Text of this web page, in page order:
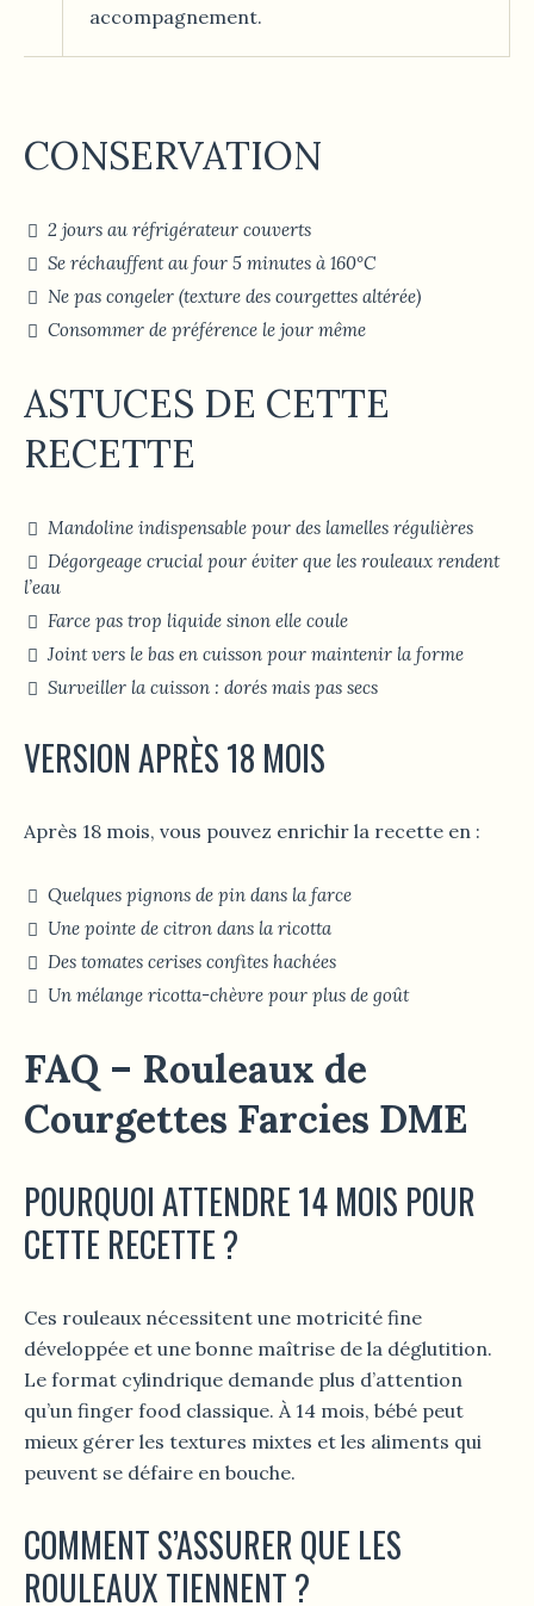
accompagnement.
CONSERVATION
2 jours au réfrigérateur couverts
Se réchauffent au four 5 minutes à 160°C
Ne pas congeler (texture des courgettes altérée)
Consommer de préférence le jour même
ASTUCES DE CETTE
RECETTE
Mandoline indispensable pour des lamelles régulières
Dégorgeage crucial pour éviter que les rouleaux rendent
l’eau
Farce pas trop liquide sinon elle coule
Joint vers le bas en cuisson pour maintenir la forme
Surveiller la cuisson : dorés mais pas secs
VERSION APRÈS 18 MOIS
Après 18 mois, vous pouvez enrichir la recette en :
Quelques pignons de pin dans la farce
Une pointe de citron dans la ricotta
Des tomates cerises confites hachées
Un mélange ricotta-chèvre pour plus de goût
FAQ – Rouleaux de
Courgettes Farcies DME
POURQUOI ATTENDRE 14 MOIS POUR
CETTE RECETTE ?
Ces rouleaux nécessitent une motricité fine
développée et une bonne maîtrise de la déglutition.
Le format cylindrique demande plus d’attention
qu’un finger food classique. À 14 mois, bébé peut
mieux gérer les textures mixtes et les aliments qui
peuvent se défaire en bouche.
COMMENT S’ASSURER QUE LES
ROULEAUX TIENNENT ?